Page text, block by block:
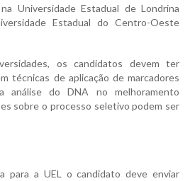
Universidade Estadual de Londrina
Estadual do Centro-Oeste
os candidatos devem ter
técnicas de aplicação de marcadores
análise do DNA no melhoramento
sobre o processo seletivo podem ser
para a UEL o candidato deve enviar